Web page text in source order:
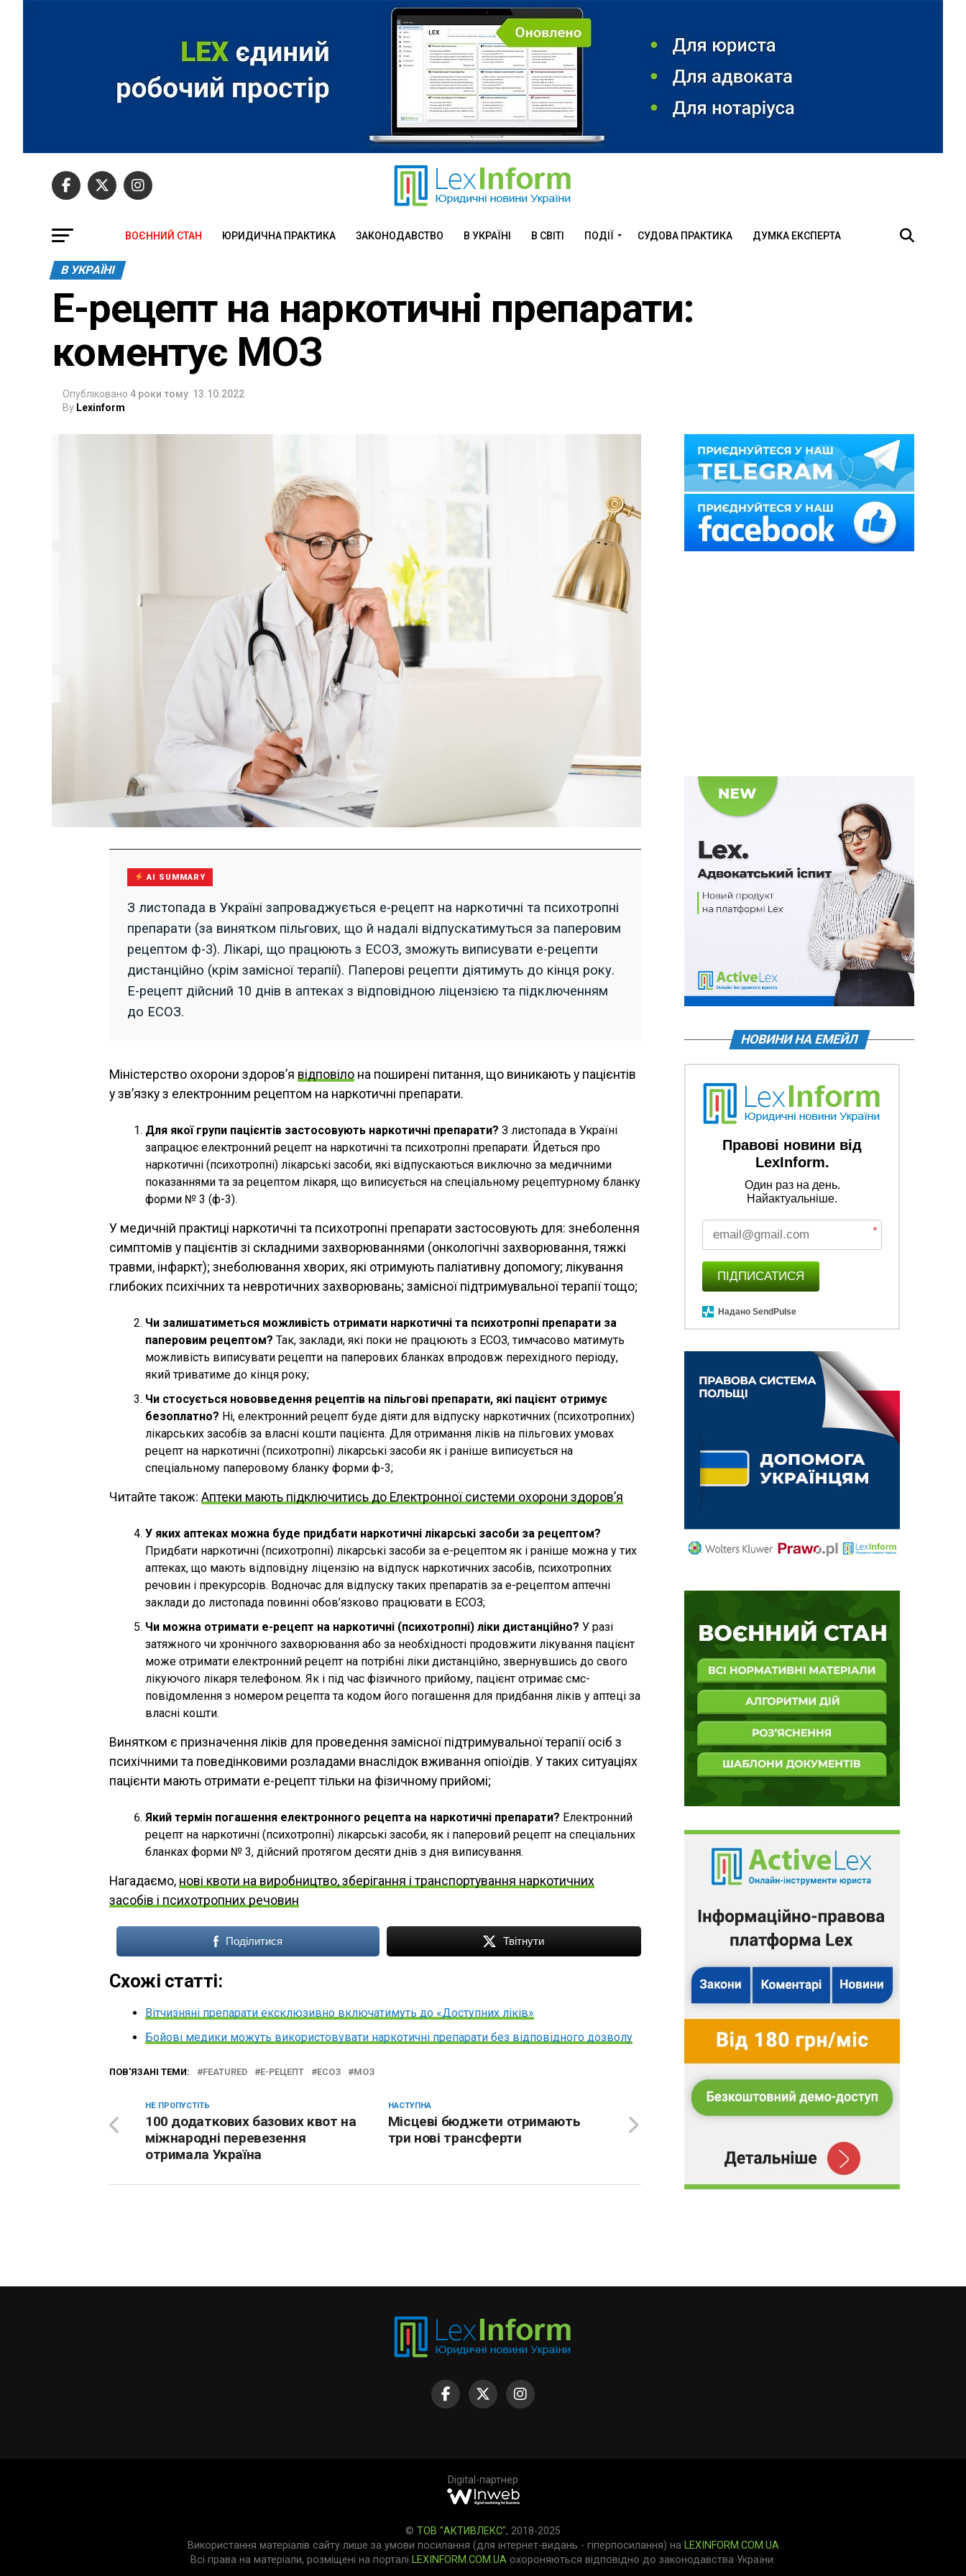
ВОЄННИЙ СТАН ЮРИДИЧНА ПРАКТИКА ЗАКОНОДАВСТВО В УКРАЇНІ В СВІТІ ПОДІЇ СУДОВА ПРАКТИКА ДУМКА ЕКСПЕРТА
В УКРАЇНІ
Е-рецепт на наркотичні препарати:
коментує МОЗ
Опубліковано 4 роки тому 13.10.2022
By Lexinform
AI SUMMARY
З листопада в Україні запроваджується е-рецепт на наркотичні та психотропні
препарати (за винятком пільгових, що й надалі відпускатимуться за паперовим
рецептом ф-3). Лікарі, що працюють з ЕСОЗ, зможуть виписувати е-рецепти
дистанційно (крім замісної терапії). Паперові рецепти діятимуть до кінця року.
Е-рецепт дійсний 10 днів в аптеках з відповідною ліцензією та підключенням
до ЕСОЗ.
Міністерство охорони здоров’я відповіло на поширені питання, що виникають у пацієнтів
у зв’язку з електронним рецептом на наркотичні препарати.
Для якої групи пацієнтів застосовують наркотичні препарати? З листопада в Україні
запрацює електронний рецепт на наркотичні та психотропні препарати. Йдеться про
наркотичні (психотропні) лікарські засоби, які відпускаються виключно за медичними
показаннями та за рецептом лікаря, що виписується на спеціальному рецептурному бланку
форми № 3 (ф-3).
У медичній практиці наркотичні та психотропні препарати застосовують для: знеболення
симптомів у пацієнтів зі складними захворюваннями (онкологічні захворювання, тяжкі
травми, інфаркт); знеболювання хворих, які отримують паліативну допомогу; лікування
глибоких психічних та невротичних захворювань; замісної підтримувальної терапії тощо;
Чи залишатиметься можливість отримати наркотичні та психотропні препарати за
паперовим рецептом? Так, заклади, які поки не працюють з ЕСОЗ, тимчасово матимуть
можливість виписувати рецепти на паперових бланках впродовж перехідного періоду,
який триватиме до кінця року;
Чи стосується нововведення рецептів на пільгові препарати, які пацієнт отримує
безоплатно? Ні, електронний рецепт буде діяти для відпуску наркотичних (психотропних)
лікарських засобів за власні кошти пацієнта. Для отримання ліків на пільгових умовах
рецепт на наркотичні (психотропні) лікарські засоби як і раніше виписується на
спеціальному паперовому бланку форми ф-3;
Читайте також: Аптеки мають підключитись до Електронної системи охорони здоров’я
У яких аптеках можна буде придбати наркотичні лікарські засоби за рецептом?
Придбати наркотичні (психотропні) лікарські засоби за е-рецептом як і раніше можна у тих
аптеках, що мають відповідну ліцензію на відпуск наркотичних засобів, психотропних
речовин і прекурсорів. Водночас для відпуску таких препаратів за е-рецептом аптечні
заклади до листопада повинні обов’язково працювати в ЕСОЗ;
Чи можна отримати е-рецепт на наркотичні (психотропні) ліки дистанційно? У разі
затяжного чи хронічного захворювання або за необхідності продовжити лікування пацієнт
може отримати електронний рецепт на потрібні ліки дистанційно, звернувшись до свого
лікуючого лікаря телефоном. Як і під час фізичного прийому, пацієнт отримає смс-
повідомлення з номером рецепта та кодом його погашення для придбання ліків у аптеці за
власні кошти.
Винятком є призначення ліків для проведення замісної підтримувальної терапії осіб з
психічними та поведінковими розладами внаслідок вживання опіоїдів. У таких ситуаціях
пацієнти мають отримати е-рецепт тільки на фізичному прийомі;
Який термін погашення електронного рецепта на наркотичні препарати? Електронний
рецепт на наркотичні (психотропні) лікарські засоби, як і паперовий рецепт на спеціальних
бланках форми № 3, дійсний протягом десяти днів з дня виписування.
Нагадаємо, нові квоти на виробництво, зберігання і транспортування наркотичних
засобів і психотропних речовин
Поділитися Твітнути
Схожі статті:
Вітчизняні препарати ексклюзивно включатимуть до «Доступних ліків»
Бойові медики можуть використовувати наркотичні препарати без відповідного дозволу
ПОВ'ЯЗАНІ ТЕМИ: FEATURED Е-РЕЦЕПТ ЕСОЗ МОЗ
НАСТУПНА
Місцеві бюджети отримають
три нові трансферти
НЕ ПРОПУСТІТЬ
100 додаткових базових квот на
міжнародні перевезення
отримала Україна
НОВИНИ НА ЕМЕЙЛ
Правові новини від
LexInform.
Один раз на день.
Найактуальніше.
*
ПІДПИСАТИСЯ
Надано SendPulse
Digital-партнер
© ТОВ "АКТИВЛЕКС", 2018-2025
Використання матеріалів сайту лише за умови посилання (для інтернет-видань - гіперпосилання) на LEXINFORM.COM.UA
Всі права на матеріали, розміщені на порталі LEXINFORM.COM.UA охороняються відповідно до законодавства України.